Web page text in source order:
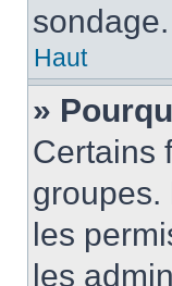
sondage.
Haut
»
Certains
groupes.
les
les